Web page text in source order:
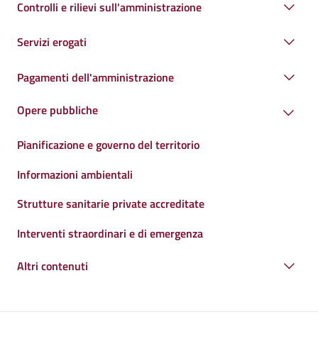
Controlli e rilievi sull'amministrazione
Servizi erogati
Pagamenti dell'amministrazione
Opere pubbliche
Pianificazione e governo del territorio
Informazioni ambientali
Strutture sanitarie private accreditate
Interventi straordinari e di emergenza
Altri contenuti